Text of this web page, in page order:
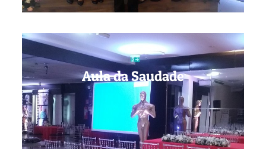
Aula da Saudade